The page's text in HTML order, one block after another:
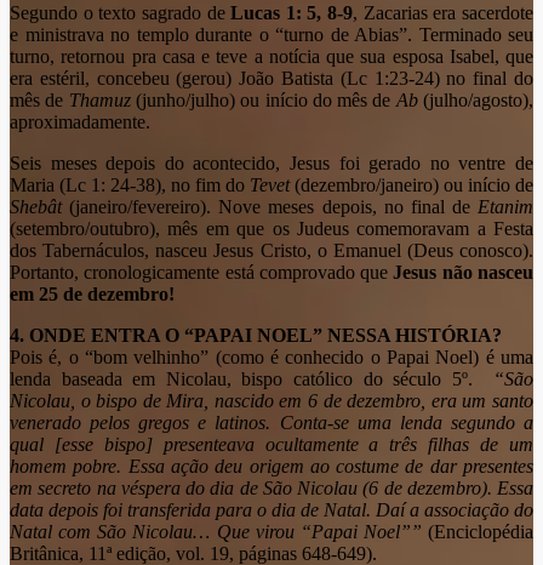
Segundo o texto sagrado deLucas 1: 5, 8-9, Zacarias era sacerdote
e ministrava no templo durante o “turno de Abias”. Terminado seu
turno, retornou pra casa e teve a notícia que sua esposa Isabel, que
era estéril, concebeu (gerou) João Batista (Lc 1:23-24) no final do
mês de Thamuz(junho/julho) ou início do mês de Ab(julho/agosto),
aproximadamente.
Seis meses depois do acontecido, Jesus foi gerado no ventre de
Maria (Lc 1: 24-38), no fim do Tevet(dezembro/janeiro) ou início de
Shebât(janeiro/fevereiro). Nove meses depois, no final de Etanim
(setembro/outubro), mês em que os Judeus comemoravam a Festa
dos Tabernáculos, nasceu Jesus Cristo, o Emanuel (Deus conosco).
Portanto, cronologicamente está comprovado queJesus não nasceu
em 25 de dezembro!
4. ONDE ENTRA O “PAPAI NOEL” NESSA HISTÓRIA?
Pois é, o “bom velhinho” (como é conhecido o Papai Noel) é uma
lenda baseada em Nicolau, bispo católico do século 5º.
“São
Nicolau, o bispo de Mira, nascido em 6 de dezembro, era um santo
venerado pelos gregos e latinos. Conta-se uma lenda segundo a
qual [esse bispo] presenteava ocultamente a três filhas de um
homem pobre. Essa ação deu origem ao costume de dar presentes
em secreto na véspera do dia de São Nicolau (6 de dezembro). Essa
data depois foi transferida para o dia de Natal. Daí a associação do
Natal com São Nicolau… Que virou “Papai Noel”” (Enciclopédia
Britânica, 11ª edição, vol. 19, páginas 648-649).